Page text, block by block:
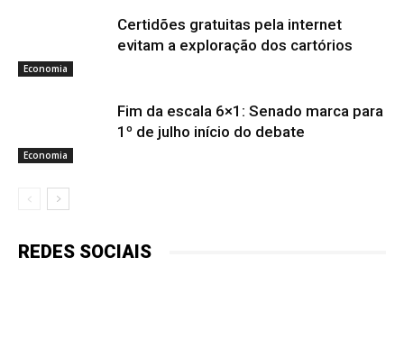
Economia
Certidões gratuitas pela internet
evitam a exploração dos cartórios
Economia
Fim da escala 6×1: Senado marca para
1º de julho início do debate
REDES SOCIAIS